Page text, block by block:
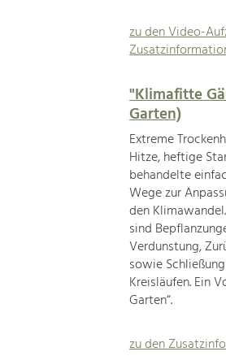
zu den Video-
"Klimafitte
Garten)
Extreme
Hitze, heftige
behandelte
Wege zur
den
sind
Verdunstung,
sowie
Kreisläufen. Ein
Garten“.
zu den